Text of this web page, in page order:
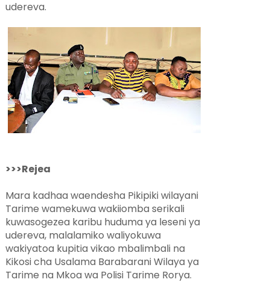
udereva.
>>>Rejea
Mara kadhaa waendesha Pikipiki wilayani
Tarime wamekuwa wakiiomba serikali
kuwasogezea karibu huduma ya leseni ya
udereva, malalamiko waliyokuwa
wakiyatoa kupitia vikao mbalimbali na
Kikosi cha Usalama Barabarani Wilaya ya
Tarime na Mkoa wa Polisi Tarime Rorya.